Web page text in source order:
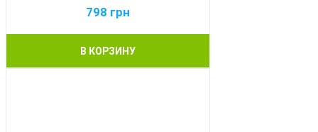
798 грн
В КОРЗИНУ